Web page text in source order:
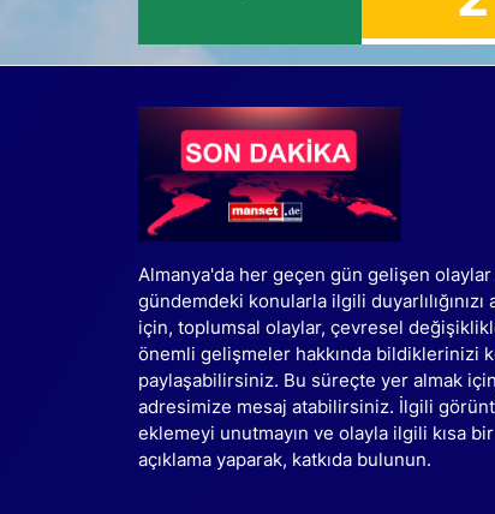
Almanya'da her geçen gün gelişen olaylar
gündemdeki konularla ilgili duyarlılığınızı
için, toplumsal olaylar, çevresel
önemli gelişmeler hakkında bildiklerinizi
paylaşabilirsiniz. Bu süreçte yer almak
adresimize mesaj atabilirsiniz. İlgili
eklemeyi unutmayın ve olayla ilgili kısa bir
açıklama yaparak, katkıda bulunun.